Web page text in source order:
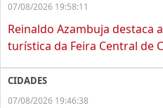
07/08/2026 19:58:11
Reinaldo Azambuja destaca
turística da Feira Central de
CIDADES
07/08/2026 19:46:38